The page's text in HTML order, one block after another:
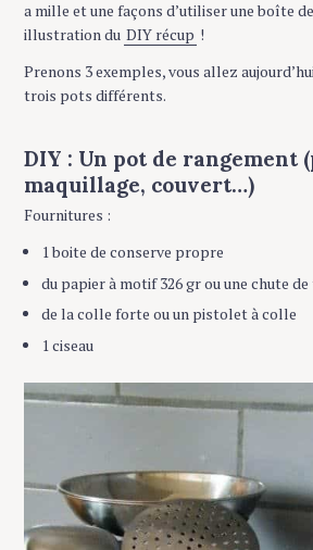
a mille et une façons d’utiliser une boîte
illustration du DIY récup !
Prenons 3 exemples, vous allez
trois pots différents.
DIY : Un pot de rangement
maquillage, couvert…)
Fournitures :
1 boite de conserve propre
du papier à motif 326 gr ou une chute
de la colle forte ou un pistolet à colle
1 ciseau